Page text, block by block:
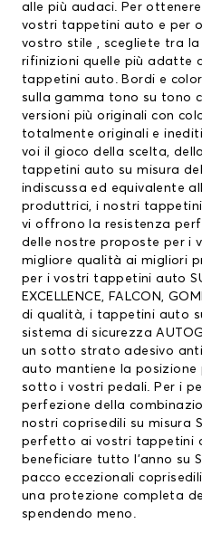
alle più audaci. Per
vostri tappetini auto e per
vostro stile , scegliete tra
rifinizioni quelle più adatte
tappetini auto. Bordi e
sulla gamma tono su tono
versioni più originali con
totalmente originali e
voi il gioco della scelta,
tappetini auto su misura
indiscussa ed equivalente
produttrici, i nostri
vi offrono la resistenza
delle nostre proposte per i
migliore qualità ai migliori
per i vostri tappetini auto
EXCELLENCE, FALCON,
di qualità, i tappetini auto
sistema di sicurezza
un sotto strato adesivo
auto mantiene la
sotto i vostri pedali. Per i
perfezione della
nostri coprisedili su misura
perfetto ai vostri tappetini
beneficiare tutto l’anno su
pacco eccezionali
una protezione completa
spendendo meno.